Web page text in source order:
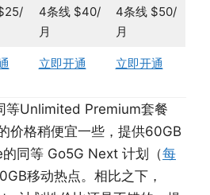
4条线 $40/
月
4条线 $50/
月
立即开通 立即开通
等Unlimited Premium套餐
价格稍便宜一些，提供60GB
同等 Go5G Next 计划（每
移动热点。相比之下，